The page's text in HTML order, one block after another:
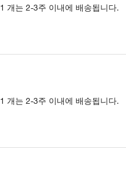
1 개는 2-3주 이내에 배송됩니다.
1 개는 2-3주 이내에 배송됩니다.